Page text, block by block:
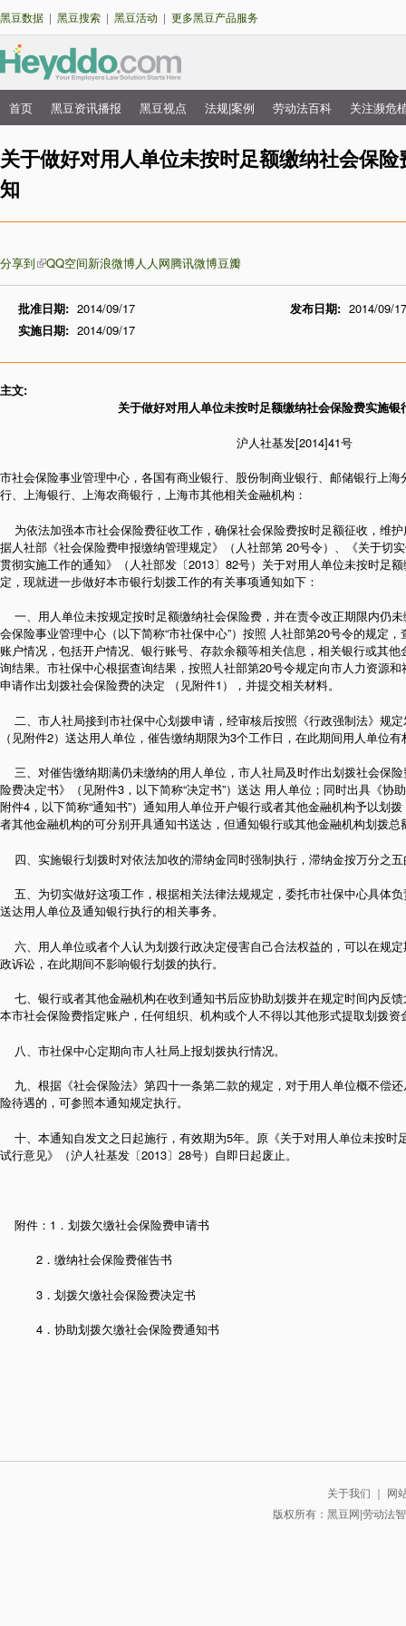
转
要
内
容
黑豆数据 | 黑豆搜索 | 黑豆活动 | 更多黑豆产品服务
主
菜
单
首页 黑豆资讯播报 黑豆视点 法规|案例 劳动法百科 关注濒危
关于做好对用人单位未按时足额缴纳社会保
知
分享到 QQ空间新浪微博人人网腾讯微博豆瓣
批准日期: 2014/09/17 发布日期: 2014/09/17
实施日期: 2014/09/17
主文:
关于做好对用人单位未按时足额缴纳社会保险费实施银
沪人社基发[2014]41号
市社会保险事业管理中心，各国有商业银行、股份制商业银行、邮储银行上
行、上海银行、上海农商银行，上海市其他相关金融机构：
为依法加强本市社会保险费征收工作，确保社会保险费按时足额征收，维
据人社部《社会保险费申报缴纳管理规定》（人社部第 20号令）、《关于切
贯彻实施工作的通知》（人社部发〔2013〕82号）关于对用人单位未按时足
定，现就进一步做好本市银行划拨工作的有关事项通知如下：
一、用人单位未按规定按时足额缴纳社会保险费，并在责令改正期限内仍
会保险事业管理中心（以下简称“市社保中心”）按照 人社部第20号令的规定
账户情况，包括开户情况、银行账号、存款余额等相关信息，相关银行或其
询结果。市社保中心根据查询结果，按照人社部第20号令规定向市人力资源和
申请作出划拨社会保险费的决定 （见附件1），并提交相关材料。
二、市人社局接到市社保中心划拨申请，经审核后按照《行政强制法》规
（见附件2）送达用人单位，催告缴纳期限为3个工作日，在此期间用人单位
三、对催告缴纳期满仍未缴纳的用人单位，市人社局及时作出划拨社会保
险费决定书》（见附件3，以下简称“决定书”）送达 用人单位；同时出具《协
附件4，以下简称“通知书”）通知用人单位开户银行或者其他金融机构予以划
者其他金融机构的可分别开具通知书送达，但通知银行或其他金融机构划拨
四、实施银行划拨时对依法加收的滞纳金同时强制执行，滞纳金按万分之
五、为切实做好这项工作，根据相关法律法规规定，委托市社保中心具体
送达用人单位及通知银行执行的相关事务。
六、用人单位或者个人认为划拨行政决定侵害自己合法权益的，可以在规
政诉讼，在此期间不影响银行划拨的执行。
七、银行或者其他金融机构在收到通知书后应协助划拨并在规定时间内反
本市社会保险费指定账户，任何组织、机构或个人不得以其他形式提取划拨资
八、市社保中心定期向市人社局上报划拨执行情况。
九、根据《社会保险法》第四十一条第二款的规定，对于用人单位概不偿
险待遇的，可参照本通知规定执行。
十、本通知自发文之日起施行，有效期为5年。原《关于对用人单位未按时
试行意见》（沪人社基发〔2013〕28号）自即日起废止。
附件：1．划拨欠缴社会保险费申请书
2．缴纳社会保险费催告书
3．划拨欠缴社会保险费决定书
4．协助划拨欠缴社会保险费通知书
关于我们 ｜ 网
版权所有：黑豆网|劳动